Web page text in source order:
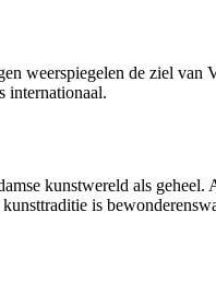
weerspiegelen de ziel van
internationaal.
kunstwereld als
is